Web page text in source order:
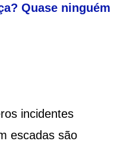
Quase ninguém
incidentes
escadas são